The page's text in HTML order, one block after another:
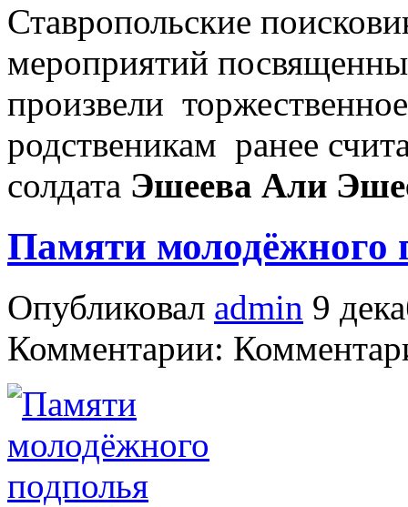
Ставропольские
мероприятий
произвели
родственикам ранее
солдата Эшеева Али
Памяти молодёжного
Опубликовал admin 9
Комментарии: